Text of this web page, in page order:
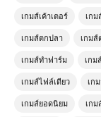
เกมส์เค้าเตอร์ เกม
เกมส์ตกปลา เกมส์
เกมส์ทำฟาร์ม เกม
เกมส์ไฟล์เดียว เก
เกมส์ยอดนิยม เกม
แนวรถ
เกมส์ออนไ
ยิงออนไล
ไม่มีเบื่อ